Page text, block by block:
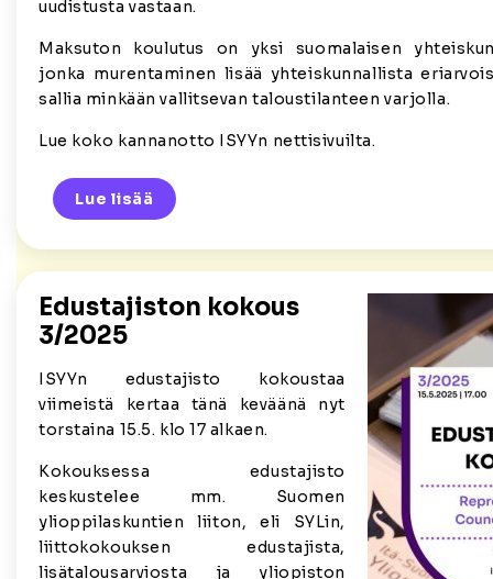
uudistusta vastaan.
Maksuton koulutus on yksi suomalaisen
jonka murentaminen lisää yhteiskunnallista
sallia minkään vallitsevan taloustilanteen varjolla.
Lue koko kannanotto ISYYn nettisivuilta.
Lue lisää
Edustajiston kokous
3/2025
ISYYn edustajisto kokoustaa
viimeistä kertaa tänä keväänä nyt
torstaina 15.5. klo 17 alkaen.
Kokouksessa edustajisto
keskustelee mm. Suomen
ylioppilaskuntien liiton, eli SYLin,
liittokokouksen edustajista,
lisätalousarviosta ja yliopiston